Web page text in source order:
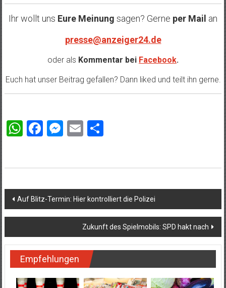
Ihr wollt uns Eure Meinung sagen? Gerne per Mail an
presse@anzeiger24.de
oder als Kommentar bei Facebook.
Euch hat unser Beitrag gefallen? Dann liked und teilt ihn gerne.
WhatsApp
Facebook
Messenger
EmailTeilen
Beitragsnavigation
Auf Blitz-Termin: Hier kontrolliert die Polizei
Zukunft des Spielmobils: SPD hakt nach
Empfehlungen